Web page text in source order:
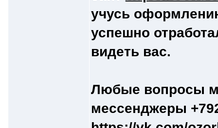
учусь
успешно
видеть вас.
Любые вопросы
мессенджеры